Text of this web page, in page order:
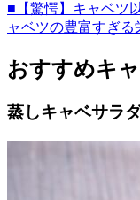
■【驚愕】キャベツ
ャベツの豊富すぎる
おすすめキ
蒸しキャベサラ